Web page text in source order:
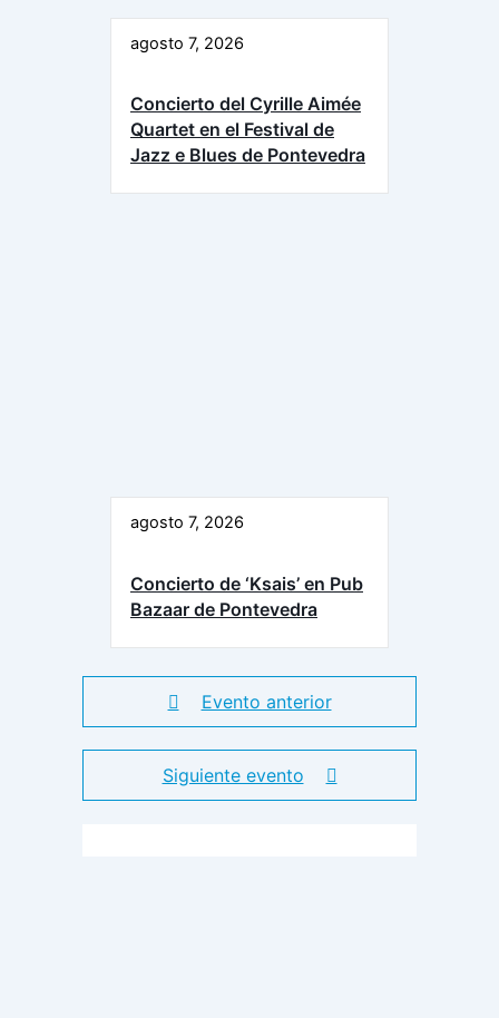
agosto 7, 2026
Concierto del Cyrille Aimée
Quartet en el Festival de
Jazz e Blues de Pontevedra
agosto 7, 2026
Concierto de ‘Ksais’ en Pub
Bazaar de Pontevedra
Evento anterior
Siguiente evento